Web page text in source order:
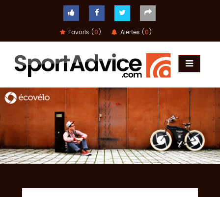
Favoris (0) Alertes (0)
COMPARATEUR
CONSEILS
QUESTIONS
-
RÉPONSES
CONTACT